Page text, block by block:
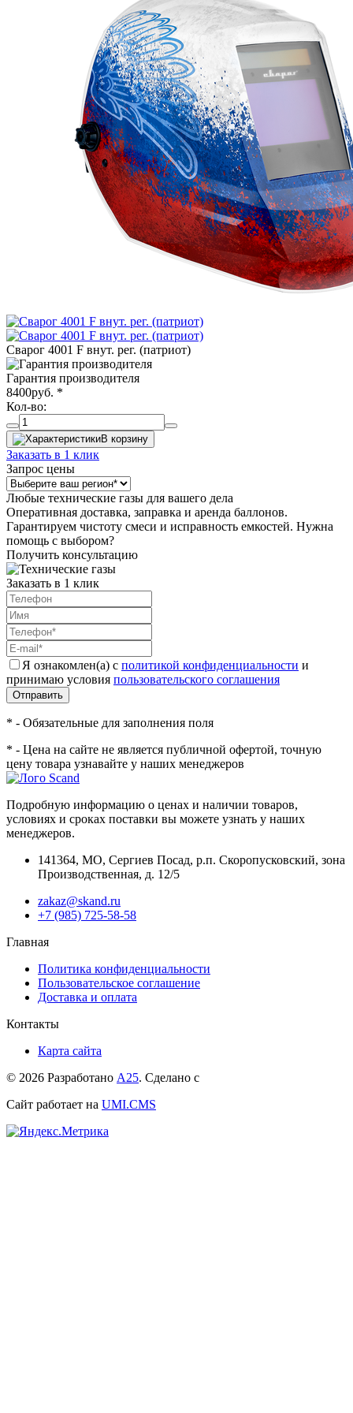
Сварог 4001 F внут. рег. (патриот)
Гарантия производителя
8400руб. *
Кол-во:
В корзину
Заказать в 1 клик
Запрос цены
Любые технические газы для вашего дела
Оперативная доставка, заправка и аренда баллонов.
Гарантируем чистоту смеси и исправность емкостей. Нужна
помощь с выбором?
Получить консультацию
Заказать в 1 клик
Я ознакомлен(а) с политикой конфиденциальности и
принимаю условия пользовательского соглашения
Отправить
* - Обязательные для заполнения поля
* - Цена на сайте не является публичной офертой, точную
цену товара узнавайте у наших менеджеров
Подробную информацию о ценах и наличии товаров,
условиях и сроках поставки вы можете узнать у наших
менеджеров.
141364, МО, Сергиев Посад, р.п. Скоропусковский, зона
Производственная, д. 12/5
zakaz@skand.ru
+7 (985) 725-58-58
Главная
Политика конфиденциальности
Пользовательское соглашение
Доставка и оплата
Контакты
Карта сайта
© 2026 Разработано А25. Сделано с
Сайт работает на UMI.CMS